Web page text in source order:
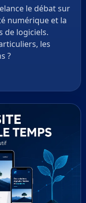
le débat sur
numérique et la
de logiciels.
les
?